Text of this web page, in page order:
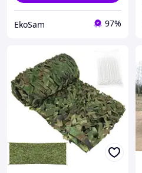
EkoSam 97%